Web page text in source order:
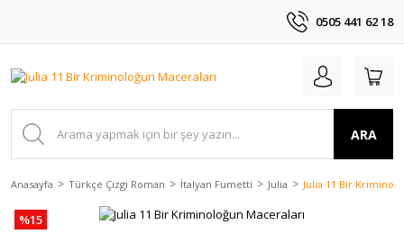
0505 441 62 18
ARA
Anasayfa Türkçe Çizgi Roman İtalyan Fumetti Julia Julia 11 Bir
%15